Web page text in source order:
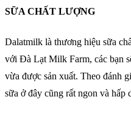
SỮA CHẤT LƯỢNG
Dalatmilk là thương hiệu sữa
với Đà Lạt Milk Farm, các bạn
vừa được sản xuất. Theo đánh
sữa ở đây cũng rất ngon và hấp